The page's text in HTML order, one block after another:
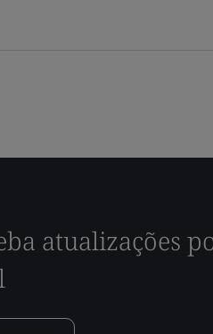
atualizações